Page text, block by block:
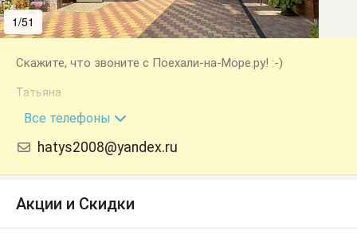
1/51
Скажите, что звоните с Поехали-на-Море.ру! :-)
Татьяна
+7 (918) 301-34-84
Все телефоны
hatys2008@yandex.ru
Акции и Скидки